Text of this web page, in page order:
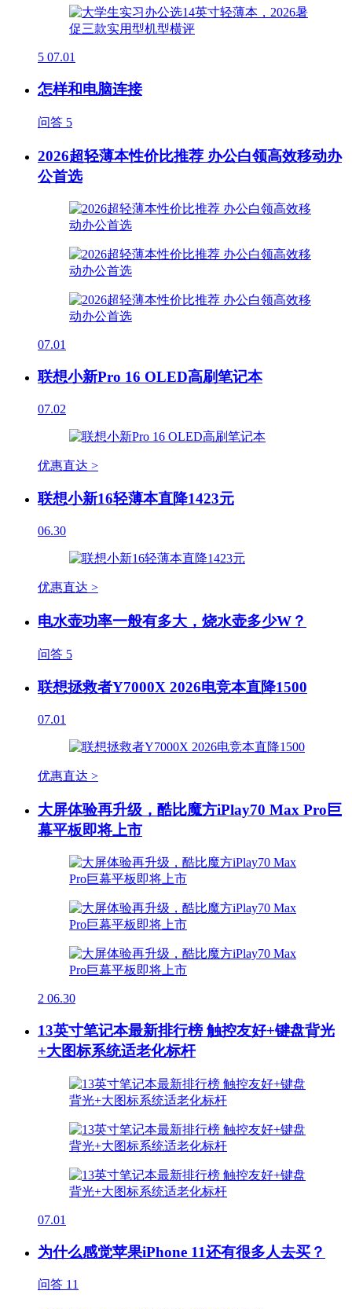
5 07.01
怎样和电脑连接
问答 5
2026超轻薄本性价比推荐 办公白领高效移动办
公首选
07.01
联想小新Pro 16 OLED高刷笔记本
07.02
优惠直达 >
联想小新16轻薄本直降1423元
06.30
优惠直达 >
电水壶功率一般有多大，烧水壶多少W？
问答 5
联想拯救者Y7000X 2026电竞本直降1500
07.01
优惠直达 >
大屏体验再升级，酷比魔方iPlay70 Max Pro巨
幕平板即将上市
2 06.30
13英寸笔记本最新排行榜 触控友好+键盘背光
+大图标系统适老化标杆
07.01
为什么感觉苹果iPhone 11还有很多人去买？
问答 11